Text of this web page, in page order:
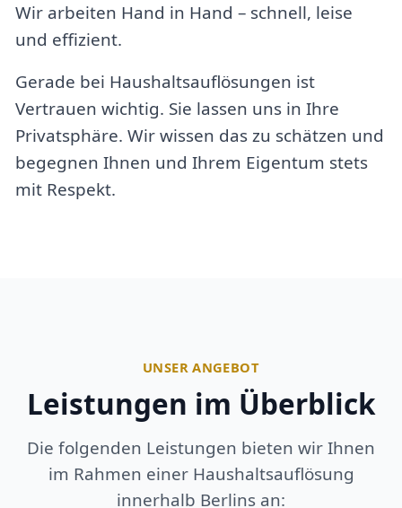
Wir arbeiten Hand in Hand – schnell, leise
und effizient.
Gerade bei Haushaltsauflösungen ist
Vertrauen wichtig. Sie lassen uns in Ihre
Privatsphäre. Wir wissen das zu schätzen und
begegnen Ihnen und Ihrem Eigentum stets
mit Respekt.
UNSER ANGEBOT
Leistungen im Überblick
Die folgenden Leistungen bieten wir Ihnen
im Rahmen einer Haushaltsauflösung
innerhalb Berlins an: